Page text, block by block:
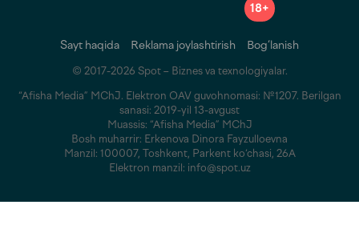
18+
Sayt haqida Reklama joylashtirish Bog‘lanish
© 2017-2026 Spot – Biznes va texnologiyalar.
“Afisha Media” MChJ. Elektron OAV guvohnomasi: №1207. Berilgan
sanasi: 2019-yil 13-avgust
Muassis: “Afisha Media” MChJ
Bosh muharrir: Erkenova Dinora Fayzulloevna
Manzil: 100007, Toshkent, Parkent ko‘chasi, 26A
Elektron manzil: info@spot.uz